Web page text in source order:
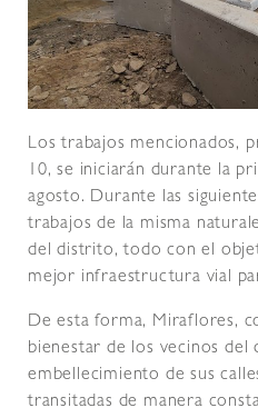
Los trabajos mencionados,
10, se iniciarán durante la
agosto. Durante las
trabajos de la misma
del distrito, todo con el
mejor infraestructura vial
De esta forma, Miraflores,
bienestar de los vecinos
embellecimiento de sus
transitadas de manera